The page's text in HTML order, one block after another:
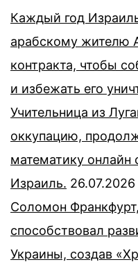
Каждый год
арабскому жителю
контракта, чтобы
и избежать его
Учительница из
оккупацию,
математику онлайн
Израиль. 26.07.2026
Соломон
способствовал
Украины, создав